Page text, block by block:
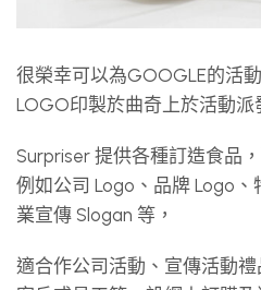
很榮幸可以為GOOGLE的活
LOGO印製於曲奇上於活動派
Surpriser 提供各種訂造食品
例如公司 Logo、品牌 Logo
業宣傳 Slogan 等，
適合作公司活動、宣傳活動